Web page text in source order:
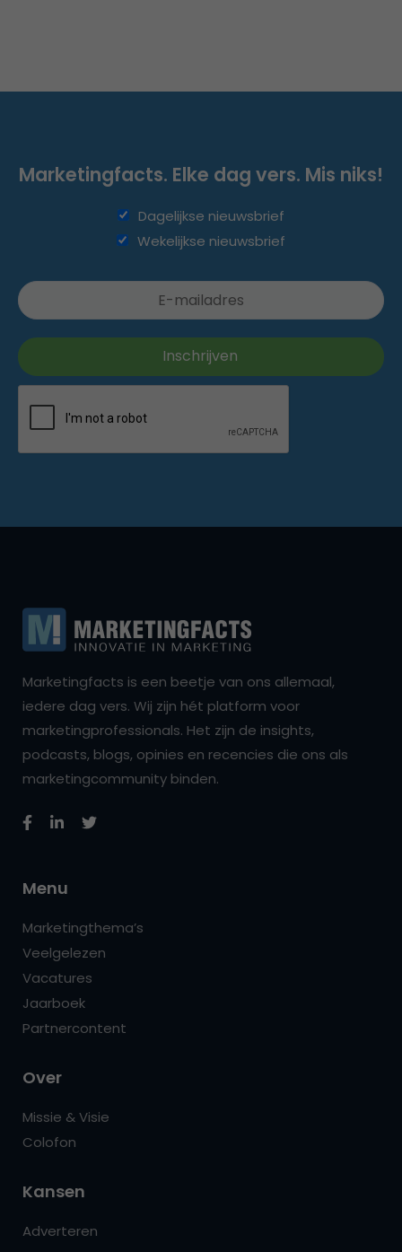
Marketingfacts. Elke dag vers. Mis niks!
Dagelijkse nieuwsbrief
Wekelijkse nieuwsbrief
Marketingfacts is een beetje van ons allemaal,
iedere dag vers. Wij zijn hét platform voor
marketingprofessionals. Het zijn de insights,
podcasts, blogs, opinies en recencies die ons als
marketingcommunity binden.
Menu
Marketingthema’s
Veelgelezen
Vacatures
Jaarboek
Partnercontent
Over
Missie & Visie
Colofon
Kansen
Adverteren